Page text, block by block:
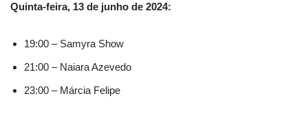
Quinta-feira, 13 de junho de 2024:
19:00 – Samyra Show
21:00 – Naiara Azevedo
23:00 – Márcia Felipe